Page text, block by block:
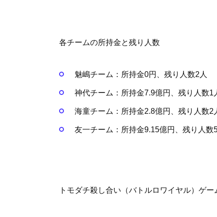
各チームの所持金と残り人数
魅嶋チーム：所持金0円、残り人数2人
神代チーム：所持金7.9億円、残り人数1
海童チーム：所持金2.8億円、残り人数2
友一チーム：所持金9.15億円、残り人数
トモダチ殺し合い（バトルロワイヤル）ゲー